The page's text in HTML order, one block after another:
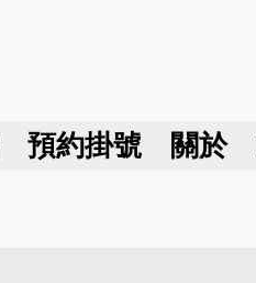
預約掛號 關於